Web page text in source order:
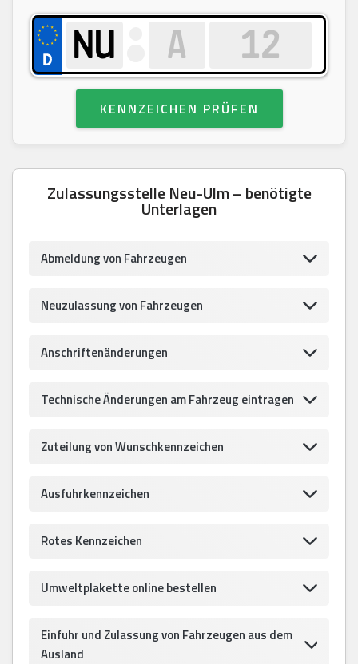
KENNZEICHEN PRÜFEN
Zulassungsstelle Neu-Ulm – benötigte
Unterlagen
Abmeldung von Fahrzeugen
Neuzulassung von Fahrzeugen
Anschriftenänderungen
Technische Änderungen am Fahrzeug eintragen
Zuteilung von Wunschkennzeichen
Ausfuhrkennzeichen
Rotes Kennzeichen
Umweltplakette online bestellen
Einfuhr und Zulassung von Fahrzeugen aus dem
Ausland